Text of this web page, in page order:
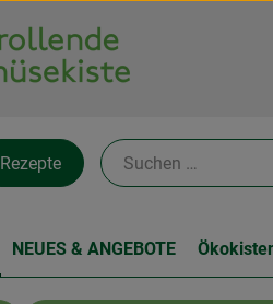
Rezepte
NEUES & ANGEBOTE